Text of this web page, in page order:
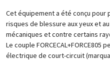
Cet équipement a été conçu
risques de blessure aux yeux et
mécaniques et contre certains
Le couple
électrique de court-circuit